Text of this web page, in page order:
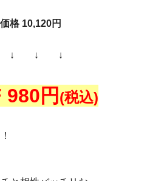
格 10,120円
↓ ↓ ↓
980円 (税込)